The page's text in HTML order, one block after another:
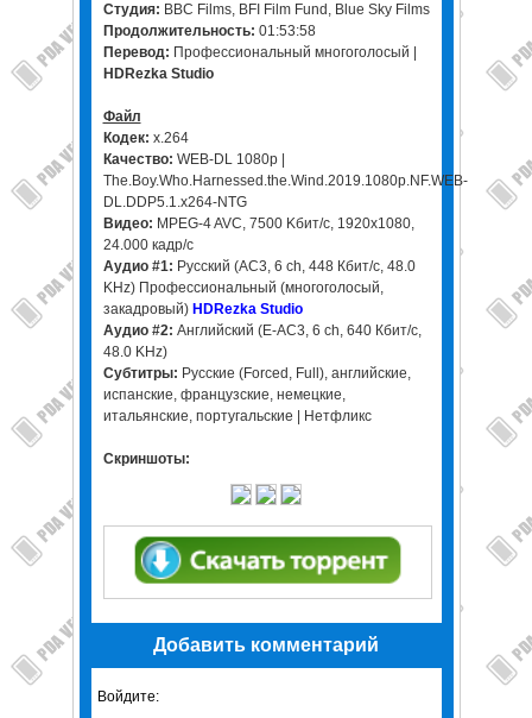
Студия: BBC Films, BFI Film Fund, Blue Sky Films
Продолжительность: 01:53:58
Перевод: Профессиональный многоголосый |
HDRezka Studio
Файл
Кодек: x.264
Качество: WEB-DL 1080p |
The.Boy.Who.Harnessed.the.Wind.2019.1080p.NF.WEB-
DL.DDP5.1.x264-NTG
Видео: MPEG-4 AVC, 7500 Kбит/с, 1920x1080,
24.000 кадр/с
Аудио #1: Русский (АС3, 6 ch, 448 Кбит/с, 48.0
KHz) Профессиональный (многоголосый,
закадровый) HDRezka Studio
Аудио #2: Английский (E-АС3, 6 ch, 640 Кбит/с,
48.0 KHz)
Субтитры: Русские (Forced, Full), английские,
испанские, французские, немецкие,
итальянские, португальские | Нетфликс
Скриншоты:
Добавить комментарий
Войдите: